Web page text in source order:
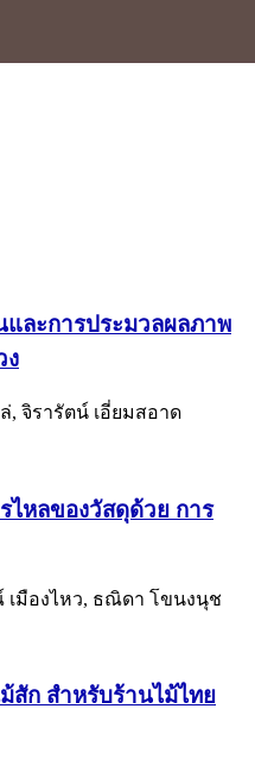
และการประมวลผลภาพ
ง
จิรารัตน์ เอี่ยมสอาด
ไหลของวัสดุด้วย การ
เมืองไหว, ธณิดา โขนงนุช
สัก สำหรับร้านไม้ไทย